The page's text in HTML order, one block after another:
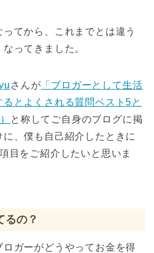
てから、これまでとは違う
ってきました。
さんが 「ブロガーとして生活
とよくされる質問ベスト5と
と称してご自身のブログに掲
、僕も自己紹介したときに
目をご紹介したいと思いま
るの？
ガーがどうやってお金を得